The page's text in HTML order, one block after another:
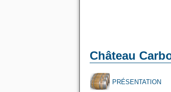
Château
PRÉSENTATION